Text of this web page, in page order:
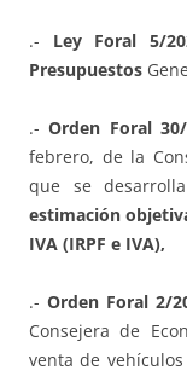
.- Ley Foral 5/
Presupuestos
.-Orden Foral
febrero, de la
que se
estimación
IVA (IRPF e IVA),
.- Orden Foral 2/
Consejera de
venta de